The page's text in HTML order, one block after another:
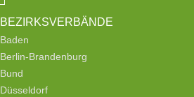
BEZIRKSVERBÄNDE
Baden
Berlin-Brandenburg
Bund
Düsseldorf